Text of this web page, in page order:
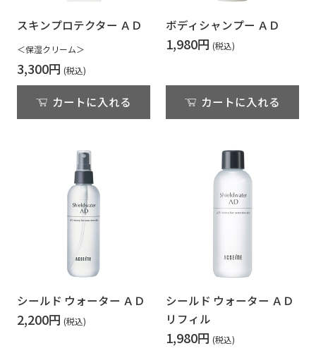
スキンプロテクター ＡＤ
＜保湿クリーム＞
3,300円
カートに入れる
ボディシャンプー ＡＤ
1,980円
カートに入れる
シールド ウォーター ＡＤ
2,200円
シールド ウォーター ＡＤ
リフィル
1,980円